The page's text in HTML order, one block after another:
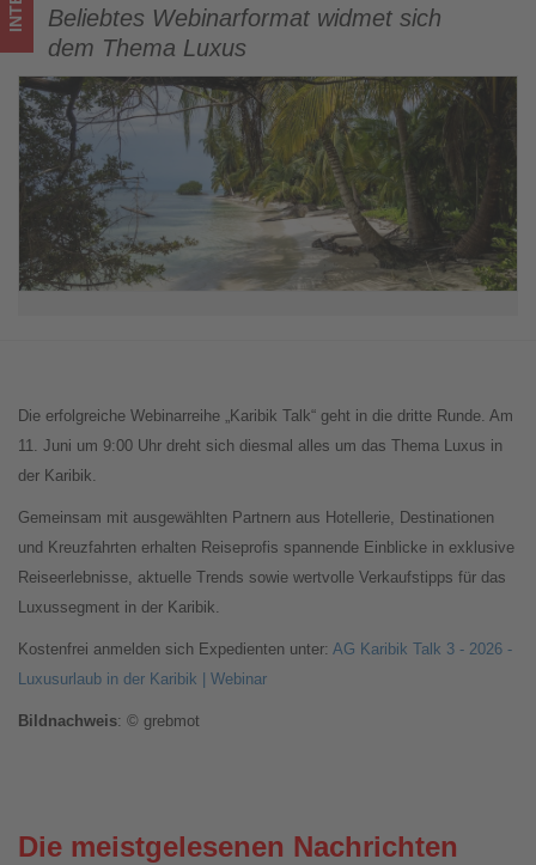
Beliebtes Webinarformat widmet sich
dem Thema Luxus
Die erfolgreiche Webinarreihe „Karibik Talk“ geht in die dritte Runde. Am
11. Juni um 9:00 Uhr dreht sich diesmal alles um das Thema Luxus in
der Karibik.
Gemeinsam mit ausgewählten Partnern aus Hotellerie, Destinationen
und Kreuzfahrten erhalten Reiseprofis spannende Einblicke in exklusive
Reiseerlebnisse, aktuelle Trends sowie wertvolle Verkaufstipps für das
Luxussegment in der Karibik.
Kostenfrei anmelden sich Expedienten unter: AG Karibik Talk 3 - 2026 -
Luxusurlaub in der Karibik | Webinar
Bildnachweis: © grebmot
Die meistgelesenen Nachrichten